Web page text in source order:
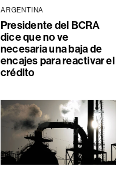
ARGENTINA
Presidente del BCRA
dice que no ve
necesaria una baja de
encajes para reactivar el
crédito